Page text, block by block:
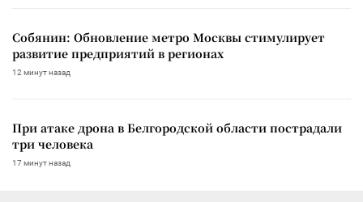
Собянин: Обновление метро Москвы стимулирует
развитие предприятий в регионах
12 минут назад
При атаке дрона в Белгородской области пострадали
три человека
17 минут назад